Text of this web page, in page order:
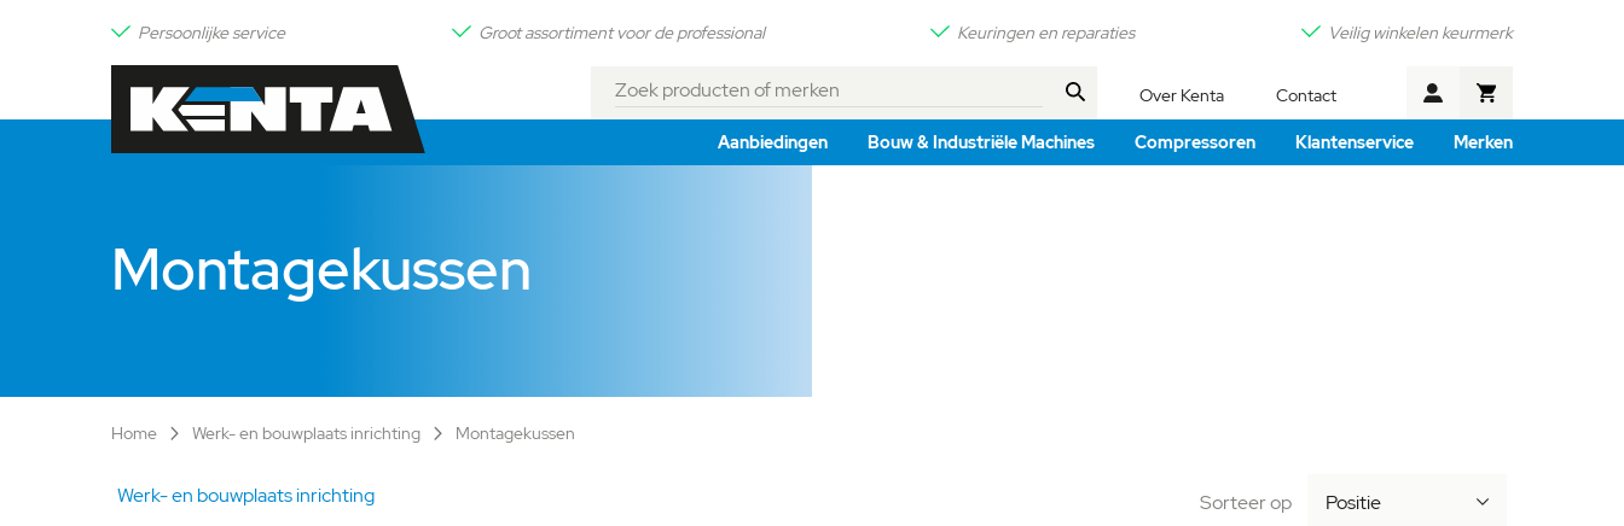
Persoonlijke service Groot assortiment voor de professional Keuringen en reparaties Veilig winkelen keurmerk
Zoek
of
Zoek
Over Kenta Contact
Winkelwagen
Aanbiedingen Bouw & Industriële Machines Compressoren Klantenservice Merken
Montagekussen
Home Werk- en bouwplaats inrichting Montagekussen
Werk- en bouwplaats inrichting Sorteer op